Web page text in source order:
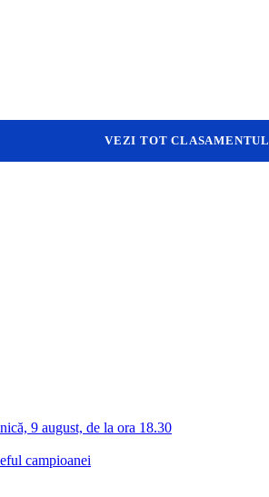
VEZI TOT CLASAMENTUL
9 august, de la ora 18.30
campioanei